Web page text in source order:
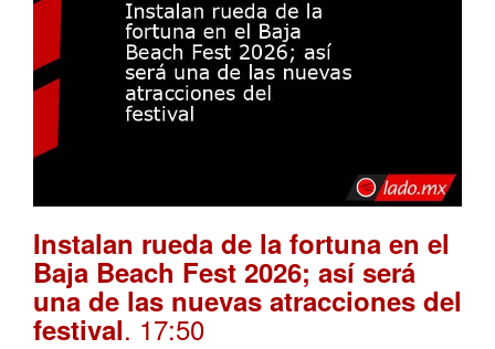
Instalan rueda de la fortuna en el
Baja Beach Fest 2026; así será
una de las nuevas atracciones del
festival. 17:50